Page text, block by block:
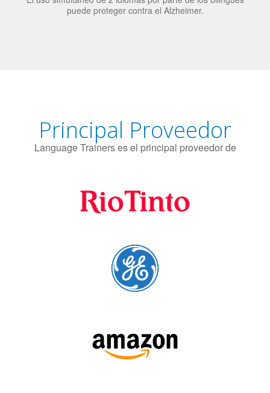
puede proteger contra el Alzheimer.
Principal Proveedor
Language Trainers es el principal proveedor de